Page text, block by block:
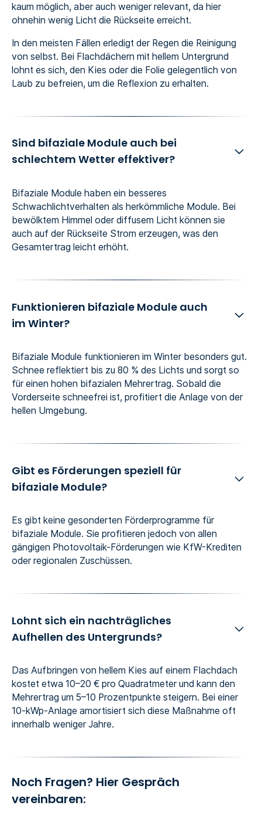
kaum möglich, aber auch weniger relevant, da hier
ohnehin wenig Licht die Rückseite erreicht.
In den meisten Fällen erledigt der Regen die Reinigung
von selbst. Bei Flachdächern mit hellem Untergrund
lohnt es sich, den Kies oder die Folie gelegentlich von
Laub zu befreien, um die Reflexion zu erhalten.
Sind bifaziale Module auch bei
schlechtem Wetter effektiver?
Bifaziale Module haben ein besseres
Schwachlichtverhalten als herkömmliche Module. Bei
bewölktem Himmel oder diffusem Licht können sie
auch auf der Rückseite Strom erzeugen, was den
Gesamtertrag leicht erhöht.
Funktionieren bifaziale Module auch
im Winter?
Bifaziale Module funktionieren im Winter besonders gut.
Schnee reflektiert bis zu 80 % des Lichts und sorgt so
für einen hohen bifazialen Mehrertrag. Sobald die
Vorderseite schneefrei ist, profitiert die Anlage von der
hellen Umgebung.
Gibt es Förderungen speziell für
bifaziale Module?
Es gibt keine gesonderten Förderprogramme für
bifaziale Module. Sie profitieren jedoch von allen
gängigen Photovoltaik-Förderungen wie KfW-Krediten
oder regionalen Zuschüssen.
Lohnt sich ein nachträgliches
Aufhellen des Untergrunds?
Das Aufbringen von hellem Kies auf einem Flachdach
kostet etwa 10–20 € pro Quadratmeter und kann den
Mehrertrag um 5–10 Prozentpunkte steigern. Bei einer
10-kWp-Anlage amortisiert sich diese Maßnahme oft
innerhalb weniger Jahre.
Noch Fragen? Hier Gespräch
vereinbaren: